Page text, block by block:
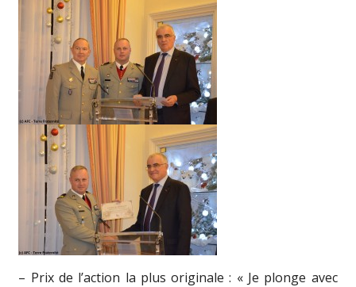
– Prix de l’action la plus originale : « Je plonge avec